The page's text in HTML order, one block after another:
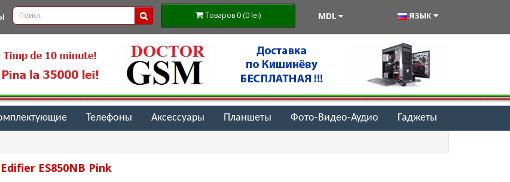
Товаров 0 (0 lei) MDL ЯЗЫК
Телефоны Аксессуары Планшеты Фото-Видео-Аудио Гаджеты
Edifier ES850NB Pink